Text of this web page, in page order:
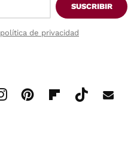
SUSCRIBIR
política de privacidad